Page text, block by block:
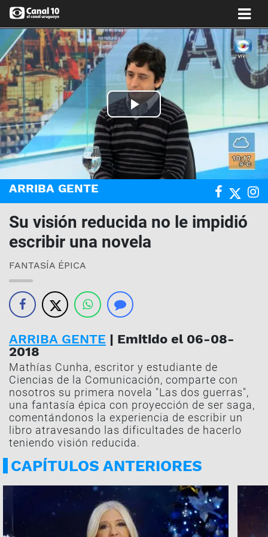
Play
Video
ARRIBA GENTE
Su visión reducida no le impidió
escribir una novela
FANTASÍA ÉPICA
ARRIBA GENTE | Emitido el 06-08-
2018
Mathías Cunha, escritor y estudiante de
Ciencias de la Comunicación, comparte con
nosotros su primera novela "Las dos guerras",
una fantasía épica con proyección de ser saga,
comentándonos la experiencia de escribir un
libro atravesando las dificultades de hacerlo
teniendo visión reducida.
CAPÍTULOS ANTERIORES